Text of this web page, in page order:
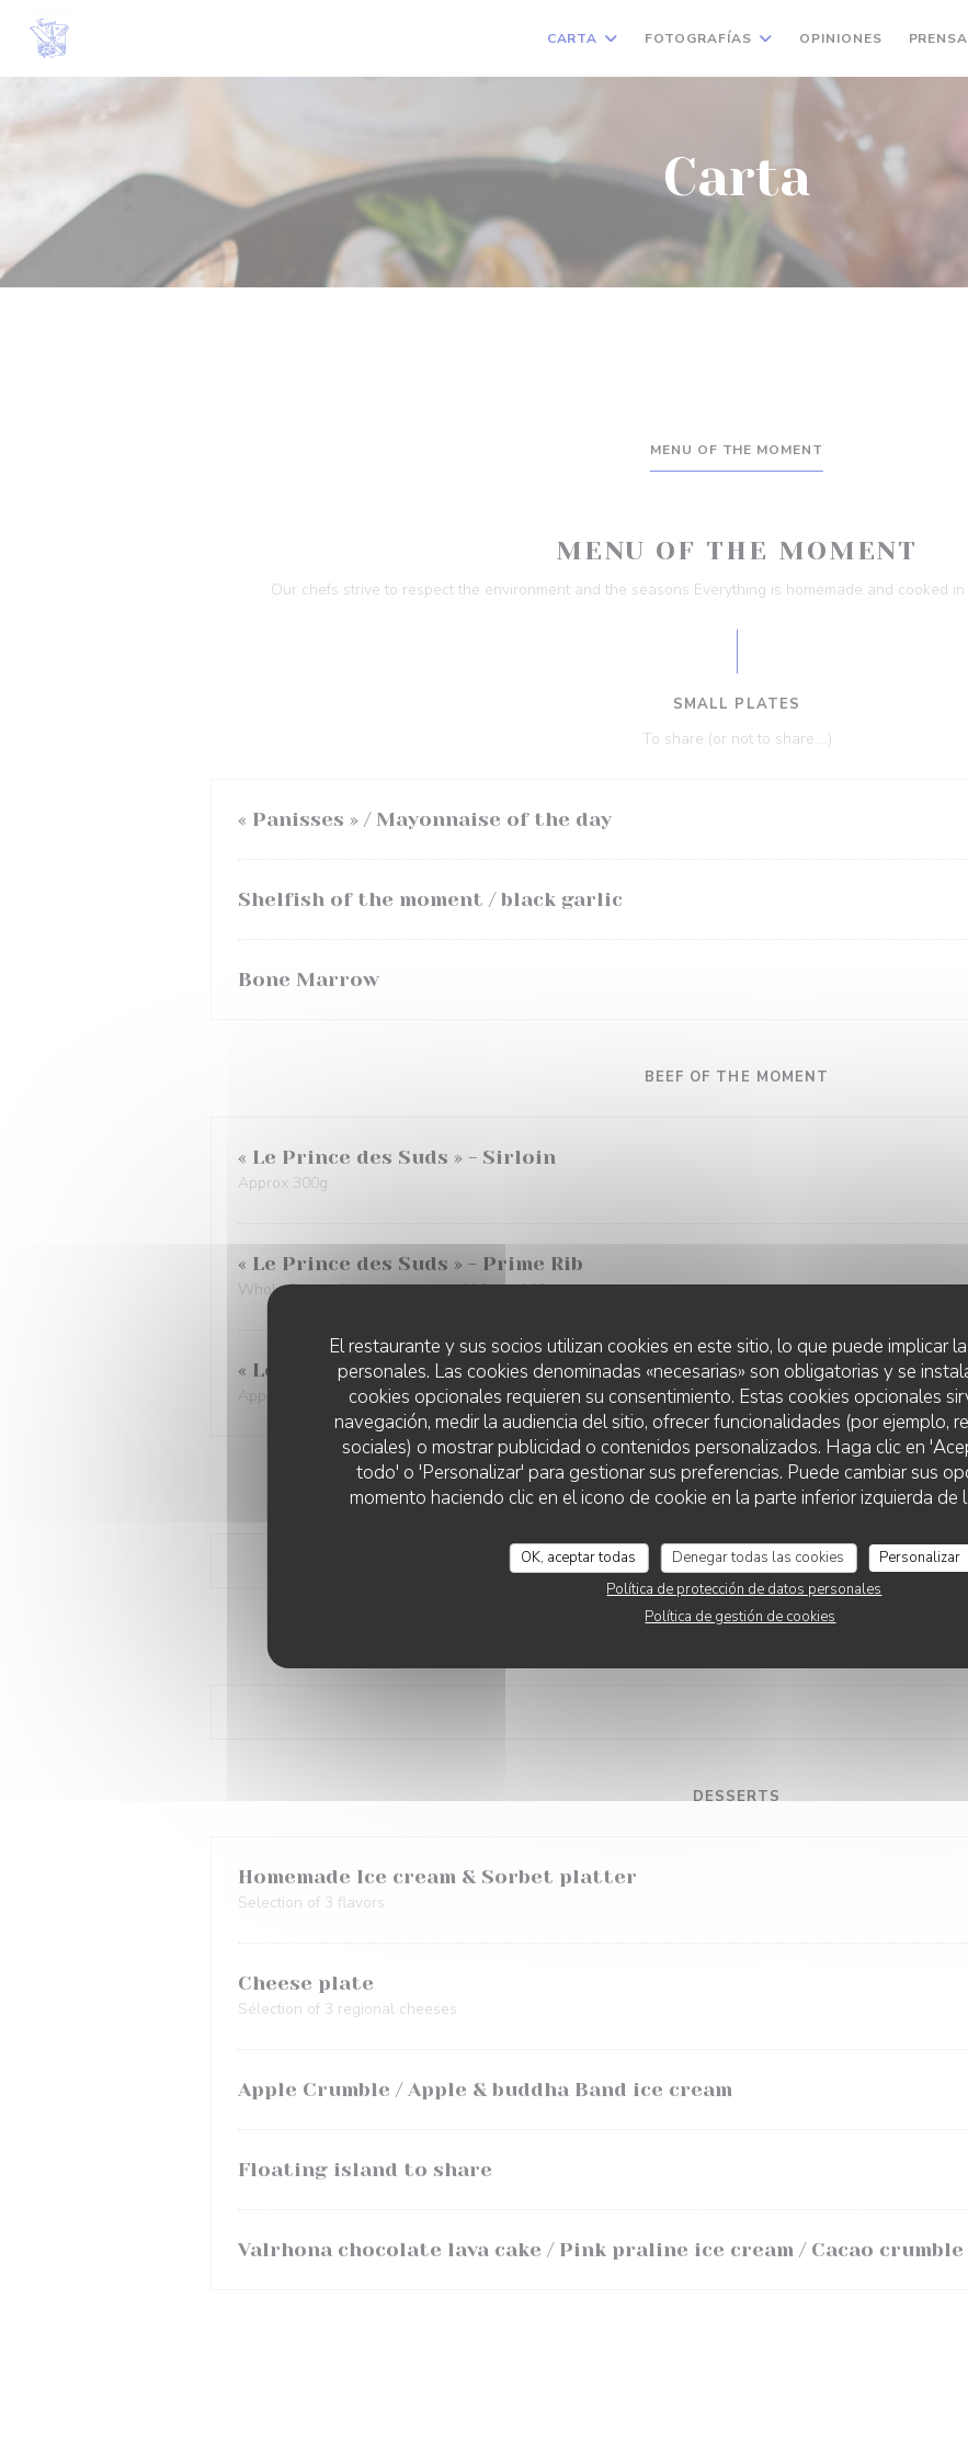
Personalización de sus opciones de cookies
El restaurante y sus socios utilizan cookies en este sitio, lo que puede implicar
personales. Las cookies denominadas «necesarias» son obligatorias y se
cookies opcionales requieren su consentimiento. Estas cookies opcionales
navegación, medir la audiencia del sitio, ofrecer funcionalidades (por ejemplo,
sociales) o mostrar publicidad o contenidos personalizados. Haga clic en
todo' o 'Personalizar' para gestionar sus preferencias. Puede cambiar sus
momento haciendo clic en el icono de cookie en la parte inferior izquierda de
OK, aceptar todas Denegar todas las cookies
Personalizar
Política de protección de datos personales
Política de gestión de cookies
CARTA FOTOGRAFÍAS OPINIONES PRENSA
Carta
MENU OF THE MOMENT
MENU OF THE MOMENT
Our chefs strive to respect the environment and the seasons Everything is homemade and cooked
SMALL PLATES
To share (or not to share….)
« Panisses » / Mayonnaise of the day
Shelfish of the moment / black garlic
Bone Marrow
BEEF OF THE MOMENT
« Le Prince des Suds » - Sirloin
Approx 300g
« Le Prince des Suds » - Prime Rib
Whole Piece of variable weight 11€ per 100g
« Le Prince des Suds » - Tenderloin
Approx 200g
FISH OF THE MOMENT
DESSERTS
Homemade Ice cream & Sorbet platter
Selection of 3 flavors
Cheese plate
Sélection of 3 regional cheeses
Apple Crumble / Apple & buddha Band ice cream
Floating island to share
Valrhona chocolate lava cake / Pink praline ice cream / Cacao crumble